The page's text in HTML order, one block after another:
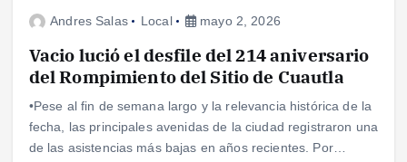
Andres Salas Local mayo 2, 2026
Vacio lució el desfile del 214 aniversario
del Rompimiento del Sitio de Cuautla
•Pese al fin de semana largo y la relevancia histórica de la
fecha, las principales avenidas de la ciudad registraron una
de las asistencias más bajas en años recientes. Por…